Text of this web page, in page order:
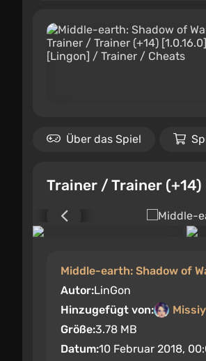
Über das Spiel
Trainer / Trainer (+14)
Middle-earth: Shadow of
Autor:LinGon
Hinzugefügt von:
Größe:3.78 MB
Datum:10 Februar 2018,